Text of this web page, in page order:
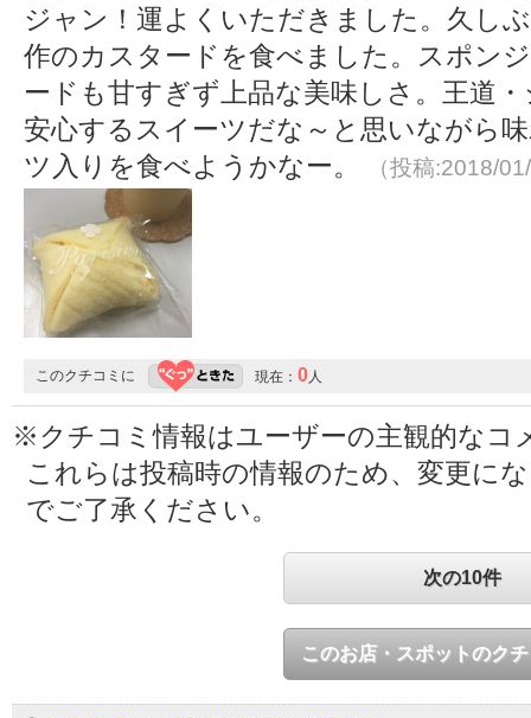
ジャン！運よくいただきました。久し
作のカスタードを食べました。スポン
ードも甘すぎず上品な美味しさ。王道
安心するスイーツだな～と思いながら
ツ入りを食べようかなー。
（投稿:2018/
このクチコミに 現在： 0人
※クチコミ情報はユーザーの主観的なコ
これらは投稿時の情報のため、変更に
でご了承ください。
次の10件
このお店・スポットのク